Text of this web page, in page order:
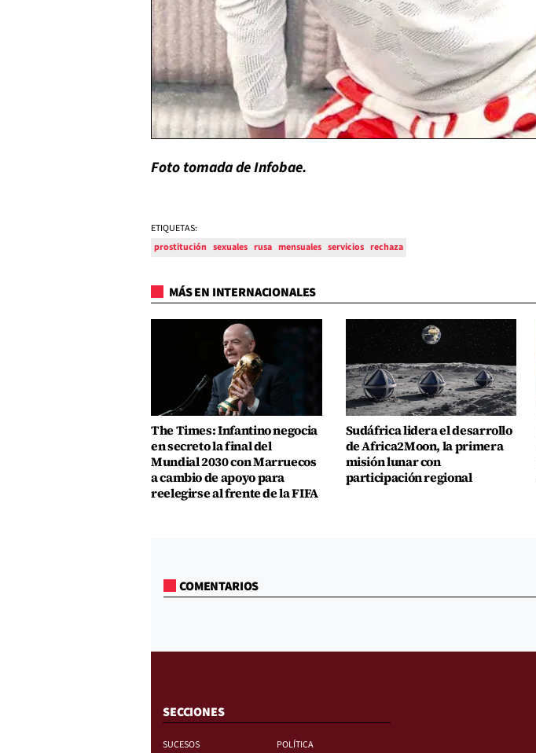
Foto tomada de Infobae.
ETIQUETAS:
prostitución sexuales rusa mensuales servicios rechaza
MÁS EN INTERNACIONALES
The Times: Infantino negocia
en secreto la final del
Mundial 2030 con Marruecos
a cambio de apoyo para
reelegirse al frente de la FIFA
Sudáfrica lidera el desarrollo
de Africa2Moon, la primera
misión lunar con
participación regional
COMENTARIOS
SECCIONES
SUCESOS POLÍTICA